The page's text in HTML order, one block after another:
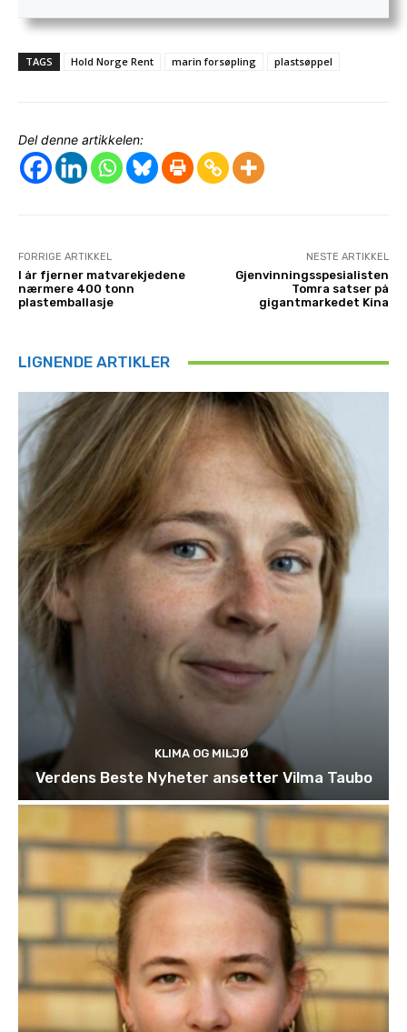
TAGS Hold Norge Rent marin forsøpling plastsøppel
Del denne artikkelen:
FORRIGE ARTIKKEL
I år fjerner matvarekjedene
nærmere 400 tonn
plastemballasje
NESTE ARTIKKEL
Gjenvinningsspesialisten
Tomra satser på
gigantmarkedet Kina
LIGNENDE ARTIKLER
KLIMA OG MILJØ
Verdens Beste Nyheter ansetter Vilma Taubo